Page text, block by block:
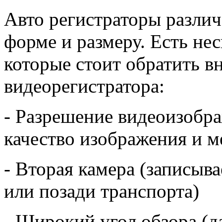
Авто регистраторы
форме и размеру. Есть
которые стоит обратить
видеорегистратора:
- Разрешение
качество изображения и
- Вторая камера
или позади транспорта)